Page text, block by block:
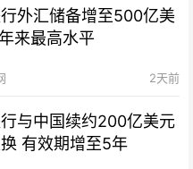
外汇储备增至500亿美
来最高水平
2天前
与中国续约200亿美元
有效期增至5年